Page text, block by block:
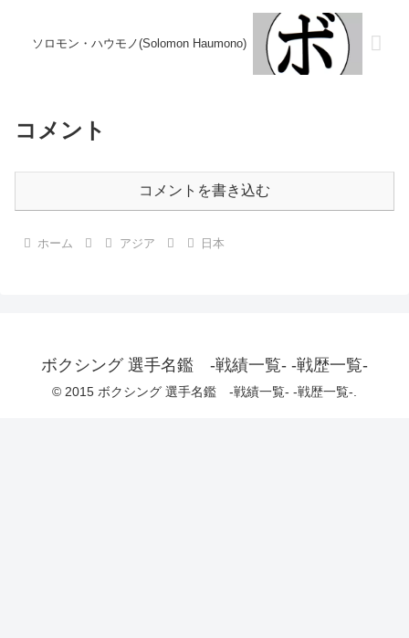
ソロモン・ハウモノ(Solomon Haumono)
コメント
コメントを書き込む
ホーム アジア 日本
ボクシング 選手名鑑 -戦績一覧- -戦歴一覧-
© 2015 ボクシング 選手名鑑 -戦績一覧- -戦歴一覧-.